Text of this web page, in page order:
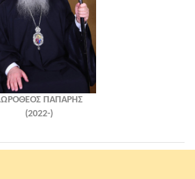
ΠΑΠΑΡΗΣ
(2022-)